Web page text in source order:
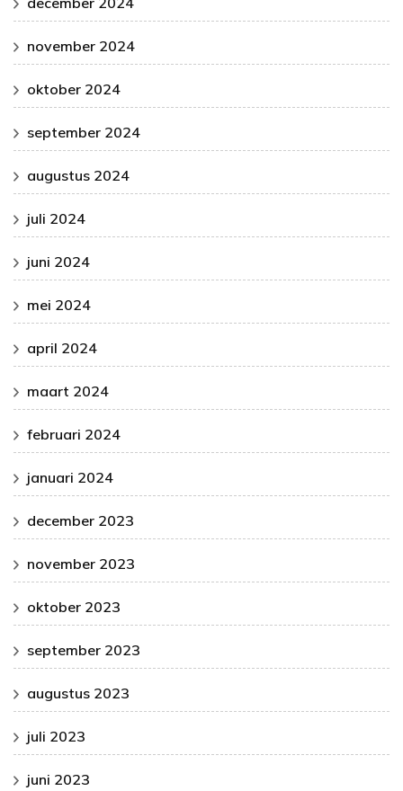
november 2024
oktober 2024
september 2024
augustus 2024
juli 2024
juni 2024
mei 2024
april 2024
maart 2024
februari 2024
januari 2024
december 2023
november 2023
oktober 2023
september 2023
augustus 2023
juli 2023
juni 2023